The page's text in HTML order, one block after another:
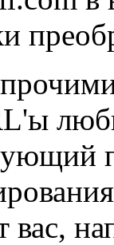
вас,